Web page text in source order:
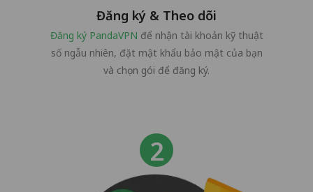
Đăng ký & Theo dõi
Đăng ký PandaVPN để nhận tài khoản kỹ thuật
số ngẫu nhiên, đặt mật khẩu bảo mật của bạn
và chọn gói để đăng ký.